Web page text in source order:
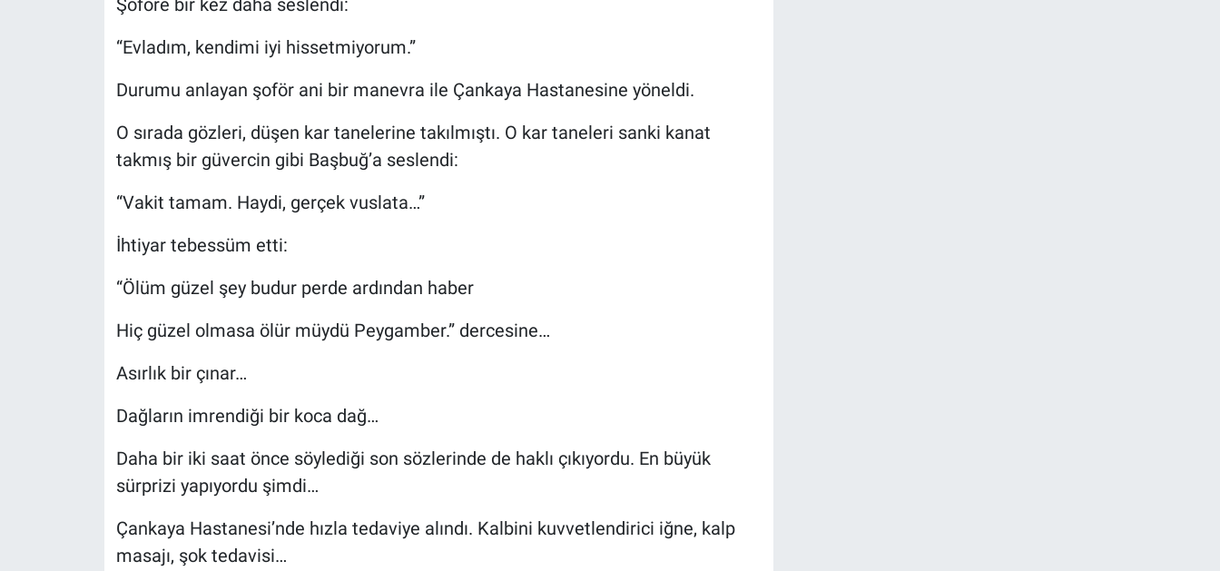
“Evladım, kendimi iyi hissetmiyorum.”
Durumu anlayan şoför ani bir manevra ile Çankaya Hastanesine yöneldi.
O sırada gözleri, düşen kar tanelerine takılmıştı. O kar taneleri sanki kanat
takmış bir güvercin gibi Başbuğ’a seslendi:
“Vakit tamam. Haydi, gerçek vuslata…”
İhtiyar tebessüm etti:
“Ölüm güzel şey budur perde ardından haber
Hiç güzel olmasa ölür müydü Peygamber.” dercesine…
Asırlık bir çınar…
Dağların imrendiği bir koca dağ…
Daha bir iki saat önce söylediği son sözlerinde de haklı çıkıyordu. En büyük
sürprizi yapıyordu şimdi…
Çankaya Hastanesi’nde hızla tedaviye alındı. Kalbini kuvvetlendirici iğne, kalp
masajı, şok tedavisi…